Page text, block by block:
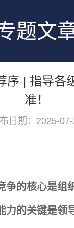
题文
序 | 指导各
准！
日期：2025-
争的核心是组
力的关键是领